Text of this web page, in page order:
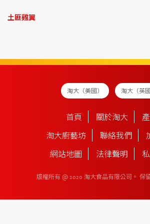
土匪雞翼
淘大（美國） 淘大（英國
首頁 關於淘大
淘大廚藝坊 聯絡我們
網站地圖 法律聲明
版權所有 @ 2020 淘大食品有限公司。 保